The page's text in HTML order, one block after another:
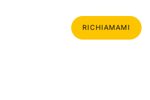
RICHIAMAMI